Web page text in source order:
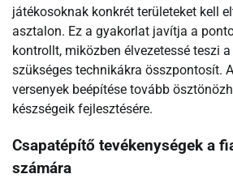
játékosoknak konkrét területeket kell
asztalon. Ez a gyakorlat javítja a
kontrollt, miközben élvezetessé teszi
szükséges technikákra összpontosít.
versenyek beépítése tovább
készségeik fejlesztésére.
Csapatépítő tevékenységek a
számára